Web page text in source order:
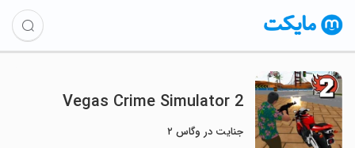
Vegas Crime Simulator 2
جنایت در وگاس ۲